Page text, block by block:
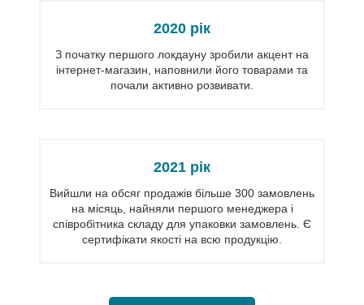
2020 рік
З початку першого локдауну зробили акцент на
інтернет-магазин, наповнили його товарами та
почали активно розвивати.
2021 рік
Вийшли на обсяг продажів більше 300 замовлень
на місяць, найняли першого менеджера і
співробітника складу для упаковки замовлень. Є
сертифікати якості на всю продукцію.